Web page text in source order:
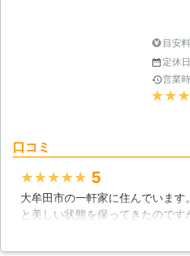
目安
定休日
営業
口コミ
★★★★★ 5
大牟田市の一軒家に住んでいま
と美しい状態を保ってきたので
悩まされました。そんな中助け